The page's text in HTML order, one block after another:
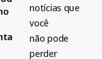
notícias que
você
não pode
perder